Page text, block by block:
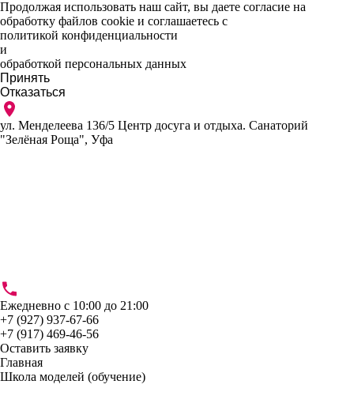
Продолжая использовать наш сайт, вы даете согласие на
обработку файлов cookie и соглашаетесь с
политикой конфиденциальности
и
обработкой персональных данных
Принять
Отказаться
ул. Менделеева 136/5 Центр досуга и отдыха. Санаторий
"Зелёная Роща", Уфа
Ежедневно с 10:00 до 21:00
+7 (927) 937-67-66
+7 (917) 469-46-56
Оставить заявку
Главная
Школа моделей (обучение)